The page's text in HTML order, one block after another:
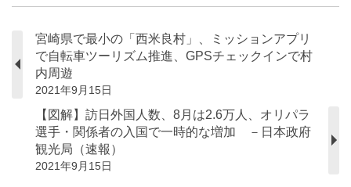
宮崎県で最小の「西米良村」、ミッションアプリ
で自転車ツーリズム推進、GPSチェックインで村
内周遊
2021年9月15日
【図解】訪日外国人数、8月は2.6万人、オリパラ
選手・関係者の入国で一時的な増加 －日本政府
観光局（速報）
2021年9月15日